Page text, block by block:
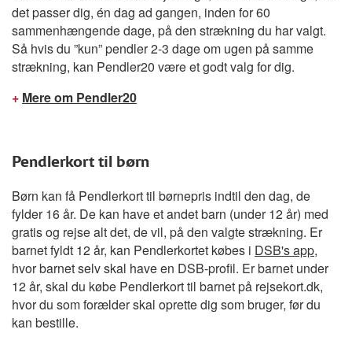
det passer dig, én dag ad gangen, inden for 60
sammenhængende dage, på den strækning du har valgt.
Så hvis du ”kun” pendler 2-3 dage om ugen på samme
strækning, kan Pendler20 være et godt valg for dig.
+ Mere om Pendler20
Pendlerkort til børn
Børn kan få Pendlerkort til børnepris indtil den dag, de
fylder 16 år. De kan have et andet barn (under 12 år) med
gratis og rejse alt det, de vil, på den valgte strækning. Er
barnet fyldt 12 år, kan Pendlerkortet købes i DSB's app,
hvor barnet selv skal have en DSB-profil. Er barnet under
12 år, skal du købe Pendlerkort til barnet på rejsekort.dk,
hvor du som forælder skal oprette dig som bruger, før du
kan bestille.